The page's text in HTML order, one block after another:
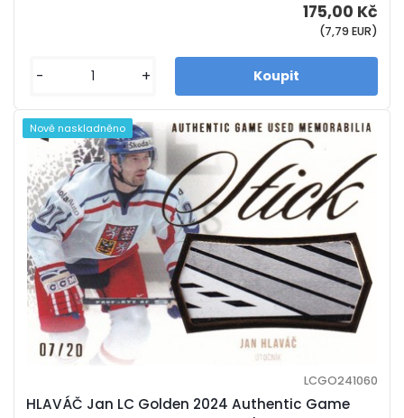
175,00 Kč
(7,79 EUR)
- +
HLAVÁČ Jan LC Golden 2024 Authentic Game
LCGO241060
Nově naskladněno